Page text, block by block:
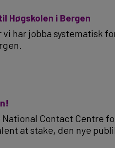
Høgskolen i Bergen
vi har jobba systematisk
Contact Centre
at stake, den nye